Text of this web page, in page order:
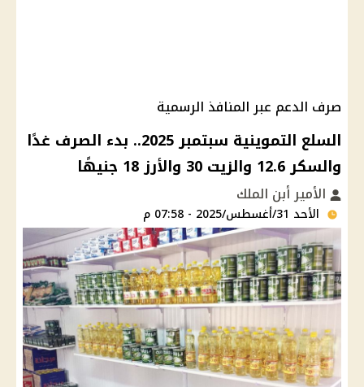
صرف الدعم عبر المنافذ الرسمية
السلع التموينية سبتمبر 2025.. بدء الصرف غدًا
والسكر 12.6 والزيت 30 والأرز 18 جنيهًا
الأمير أبن الملك
الأحد 31/أغسطس/2025 - 07:58 م